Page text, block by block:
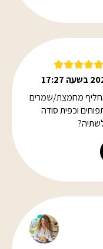
מחמצת/שמרים
וכפית סודה